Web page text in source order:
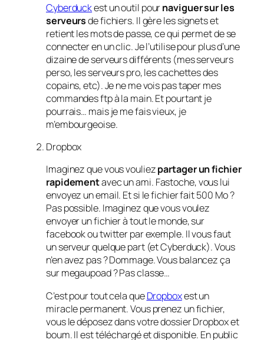
Cyberduckest un outil pournaviguer sur les
serveursde fichiers. Il gère les signets et
retient les mots de passe, ce qui permet de se
connecter en un clic. Je l’utilise pour plus d’une
dizaine de serveurs différents (mes serveurs
perso, les serveurs pro, les cachettes des
copains, etc). Je ne me vois pas taper mes
commandes ftp à la main. Et pourtant je
pourrais… mais je me fais vieux, je
m’embourgeoise.
Dropbox
Imaginez que vous vouliezpartager un fichier
rapidementavec un ami. Fastoche, vous lui
envoyez un email. Et si le fichier fait 500 Mo ?
Pas possible. Imaginez que vous voulez
envoyer un fichier à tout le monde, sur
facebook ou twitter par exemple. Il vous faut
un serveur quelque part (et Cyberduck). Vous
n’en avez pas ? Dommage. Vous balancez ça
sur megaupoad ? Pas classe…
C’est pour tout cela queDropboxest un
miracle permanent. Vous prenez un fichier,
vous le déposez dans votre dossier Dropbox et
boum. Il est téléchargé et disponible. En public